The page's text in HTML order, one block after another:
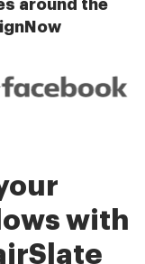
around the
with